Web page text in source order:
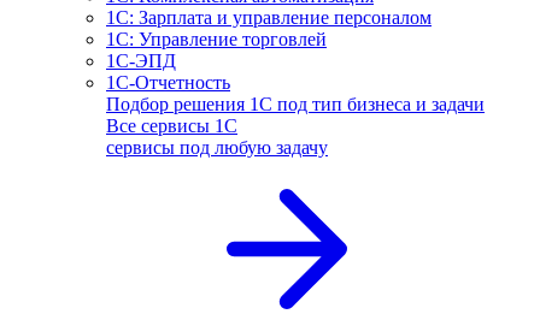
1С: Зарплата и управление персоналом
1С: Управление торговлей
1С-ЭПД
1С-Отчетность
Подбор решения 1С под тип бизнеса и задачи
Все сервисы 1С
сервисы под любую задачу